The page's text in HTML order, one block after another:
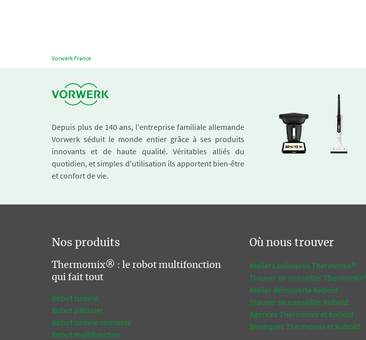
Vorwerk France
Depuis plus de 140 ans, l'entreprise familiale allemande
Vorwerk séduit le monde entier grâce à ses produits
innovants et de haute qualité. Véritables alliés du
quotidien, et simples d'utilisation ils apportent bien-être
et confort de vie.
Nos produits
Thermomix® : le robot multifonction
qui fait tout
Robot cuisine
Robot pâtissier
Robot cuisine connecté
Robot multifonction
Où nous trouver
Ateliers culinaires Thermomix®
Trouver un conseiller
Atelier découverte Kobold
Trouver un conseiller Kobold
Agences Thermomix et Kobold
Boutiques Thermomix et Kobold